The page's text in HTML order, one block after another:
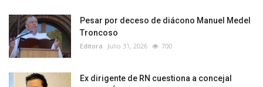
Pesar por deceso de diácono Manuel Medel
Troncoso
Editora Julio 31, 2026 700
Ex dirigente de RN cuestiona a concejal